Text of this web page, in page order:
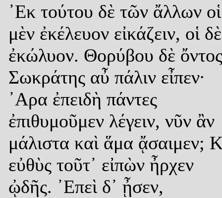
᾿Εκ τούτου δὲ τῶν ἄλλων οἱ
μὲν ἐκέλευον εἰκάζειν, οἱ δὲ
ἐκώλυον. Θορύβου δὲ
Σωκράτης αὖ πάλιν εἶπεν·
᾿Αρα ἐπειδὴ πάντες
ἐπιθυμοῦμεν λέγειν, νῦν ἂν
μάλιστα καὶ ἅμα ᾄσαιμεν;
εὐθὺς τοῦτ᾿ εἰπὼν ἦρχεν
ᾠδῆς. ᾿Επεὶ δ᾿ ᾖσεν,